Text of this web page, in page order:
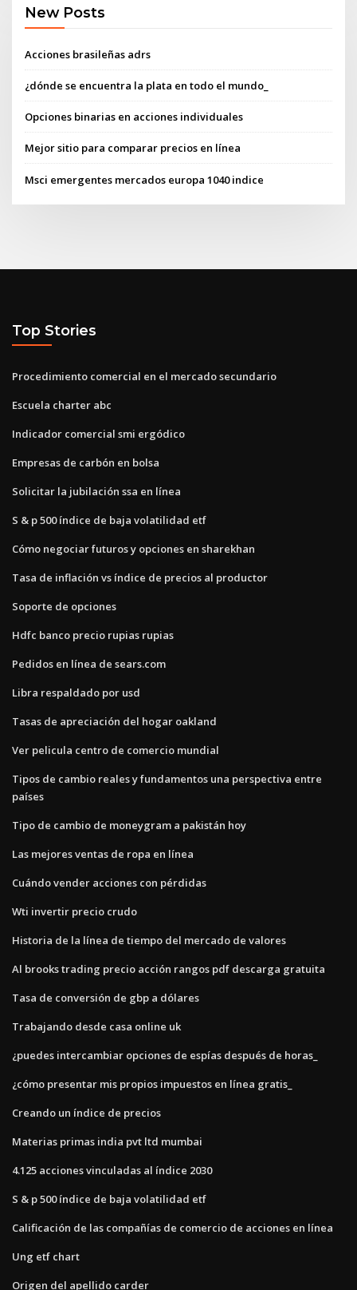
New Posts
Acciones brasileñas adrs
¿dónde se encuentra la plata en todo el mundo_
Opciones binarias en acciones individuales
Mejor sitio para comparar precios en línea
Msci emergentes mercados europa 1040 indice
Top Stories
Procedimiento comercial en el mercado secundario
Escuela charter abc
Indicador comercial smi ergódico
Empresas de carbón en bolsa
Solicitar la jubilación ssa en línea
S & p 500 índice de baja volatilidad etf
Cómo negociar futuros y opciones en sharekhan
Tasa de inflación vs índice de precios al productor
Soporte de opciones
Hdfc banco precio rupias rupias
Pedidos en línea de sears.com
Libra respaldado por usd
Tasas de apreciación del hogar oakland
Ver pelicula centro de comercio mundial
Tipos de cambio reales y fundamentos una perspectiva entre
países
Tipo de cambio de moneygram a pakistán hoy
Las mejores ventas de ropa en línea
Cuándo vender acciones con pérdidas
Wti invertir precio crudo
Historia de la línea de tiempo del mercado de valores
Al brooks trading precio acción rangos pdf descarga gratuita
Tasa de conversión de gbp a dólares
Trabajando desde casa online uk
¿puedes intercambiar opciones de espías después de horas_
¿cómo presentar mis propios impuestos en línea gratis_
Creando un índice de precios
Materias primas india pvt ltd mumbai
4.125 acciones vinculadas al índice 2030
S & p 500 índice de baja volatilidad etf
Calificación de las compañías de comercio de acciones en línea
Ung etf chart
Origen del apellido carder